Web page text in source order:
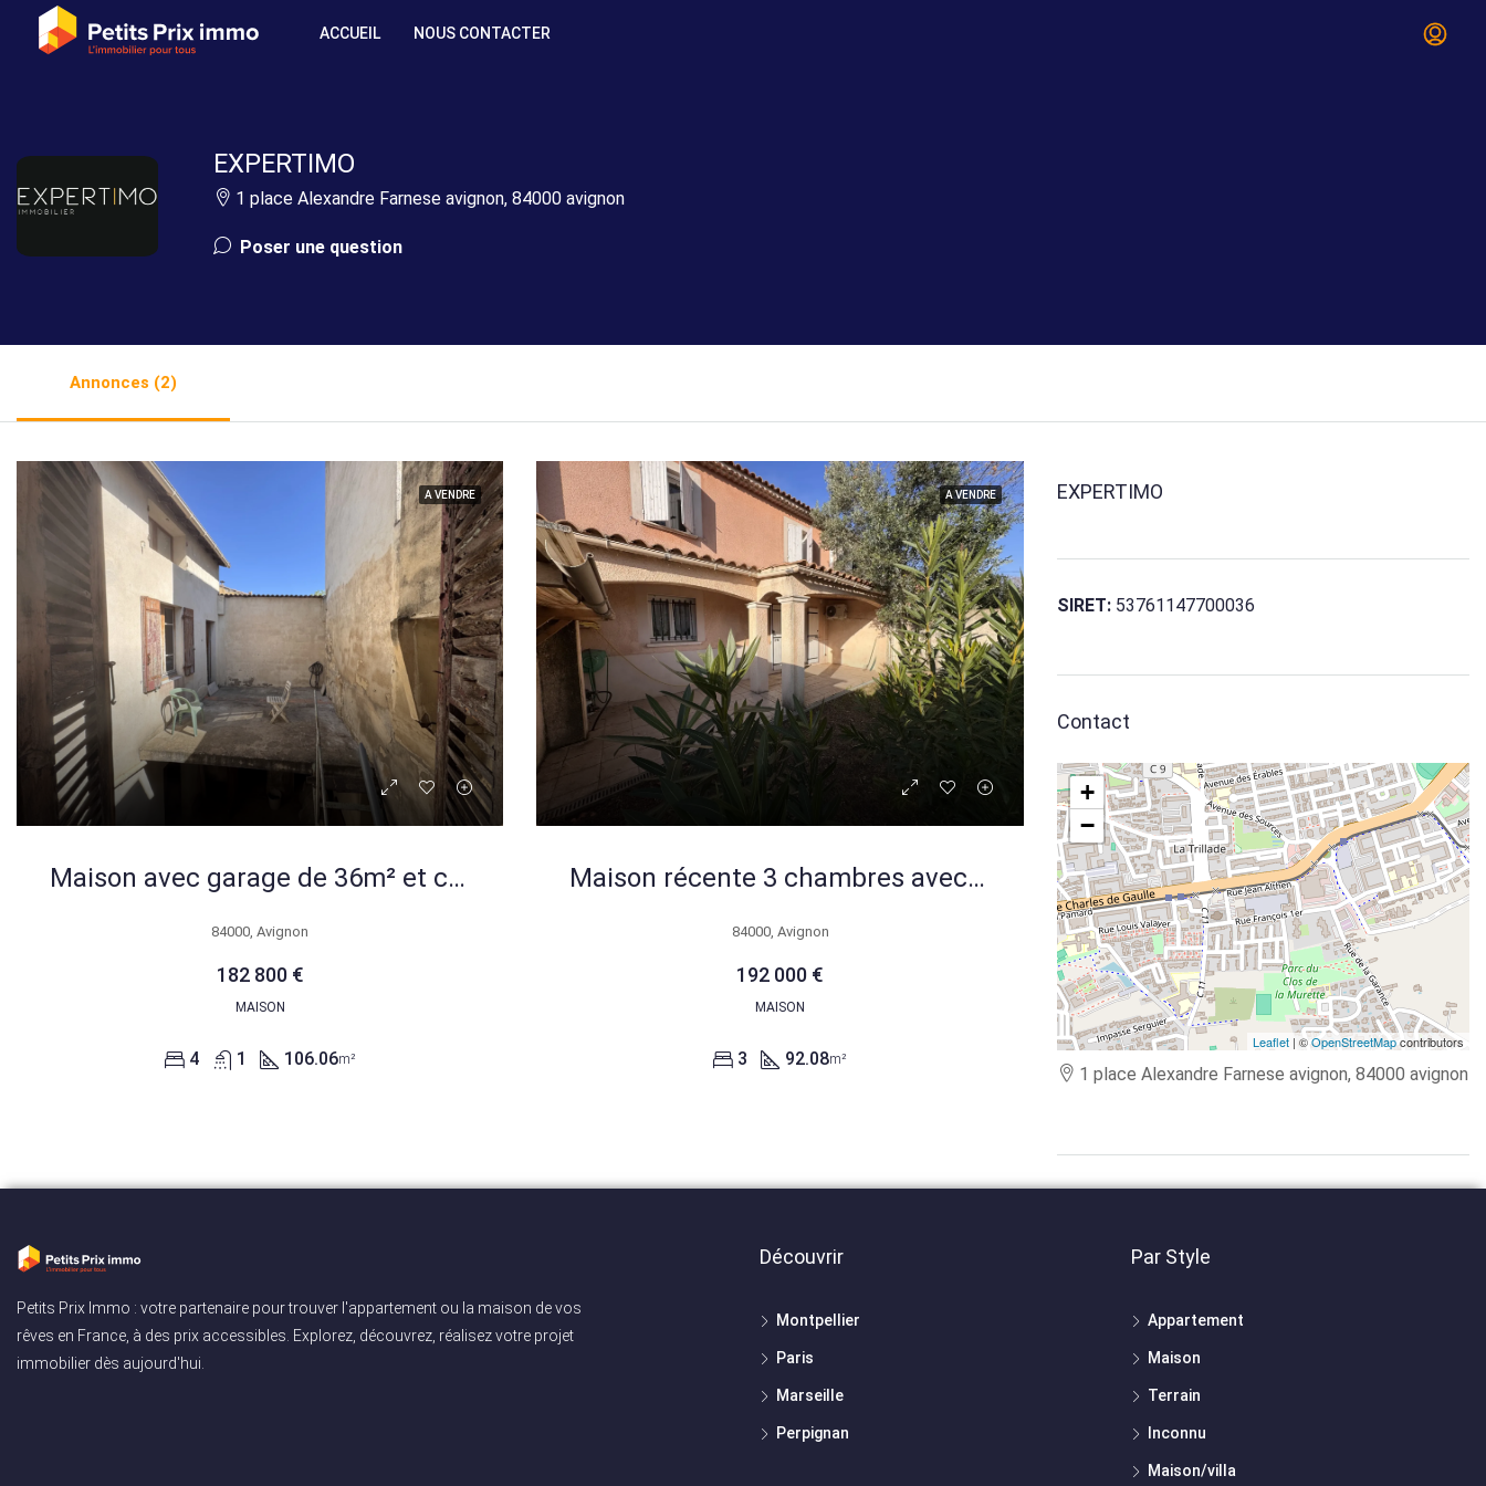
ACCUEIL NOUS CONTACTER
EXPERTIMO
1 place Alexandre Farnese avignon, 84000 avignon
Poser une question
Annonces (2)
A VENDRE
Maison avec garage de 36m² et cour à Avignon intramuros, idéal rénovation
84000, Avignon
182 800 €
MAISON
4 1 106.06m²
A VENDRE
Maison récente 3 chambres avec jardin et garage à Avignon
84000, Avignon
192 000 €
MAISON
3 92.08m²
EXPERTIMO
SIRET:53761147700036
Contact
+
−
Leaflet| ©OpenStreetMapcontributors
1 place Alexandre Farnese avignon, 84000 avignon
Petits Prix Immo : votre partenaire pour trouver l'appartement ou la maison de vos
rêves en France, à des prix accessibles. Explorez, découvrez, réalisez votre projet
immobilier dès aujourd'hui.
Découvrir
Montpellier
Paris
Marseille
Perpignan
Par Style
Appartement
Maison
Terrain
Inconnu
Maison/villa